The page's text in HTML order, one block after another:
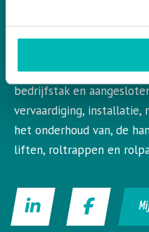
VLR in het kort
VLR is de Nederlandse
roltrappen. VLR
bedrijfstak en
vervaardiging, installatie,
het onderhoud van, de
liften, roltrappen en